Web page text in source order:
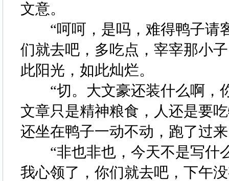
文意。
“呵呵，是吗，难得鸭子请
们就去吧，多吃点，宰宰那小
此阳光，如此灿烂。
“切。大文豪还装什么啊，
文章只是精神粮食，人还是要
还坐在鸭子一动不动，跑了过
“非也非也，今天不是写什
我心领了，你们就去吧，下午